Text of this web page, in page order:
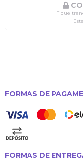
Fique
FORMAS DE
FORMAS DE